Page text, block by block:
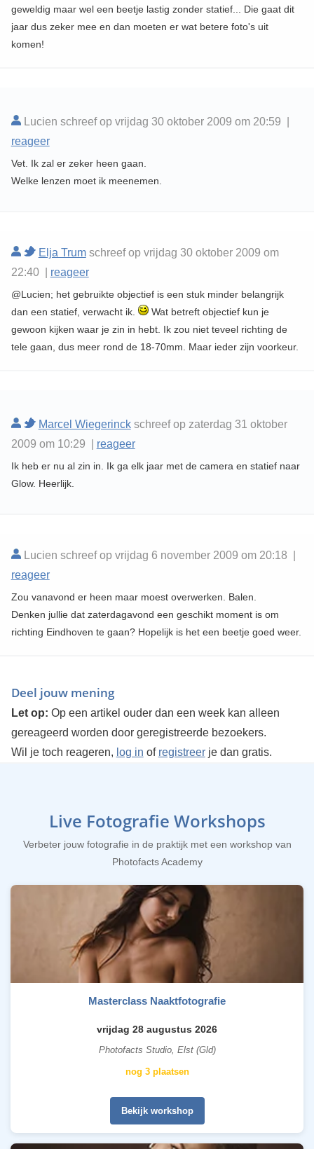
geweldig maar wel een beetje lastig zonder statief... Die gaat dit
jaar dus zeker mee en dan moeten er wat betere foto's uit
komen!
Lucien schreef op vrijdag 30 oktober 2009 om 20:59 |
reageer
Vet. Ik zal er zeker heen gaan.
Welke lenzen moet ik meenemen.
Elja Trumschreef op vrijdag 30 oktober 2009 om
22:40 | reageer
@Lucien; het gebruikte objectief is een stuk minder belangrijk
dan een statief, verwacht ik.
Wat betreft objectief kun je
gewoon kijken waar je zin in hebt. Ik zou niet teveel richting de
tele gaan, dus meer rond de 18-70mm. Maar ieder zijn voorkeur.
Marcel Wiegerinckschreef op zaterdag 31 oktober
2009 om 10:29 | reageer
Ik heb er nu al zin in. Ik ga elk jaar met de camera en statief naar
Glow. Heerlijk.
Lucien schreef op vrijdag 6 november 2009 om 20:18 |
reageer
Zou vanavond er heen maar moest overwerken. Balen.
Denken jullie dat zaterdagavond een geschikt moment is om
richting Eindhoven te gaan? Hopelijk is het een beetje goed weer.
Deel jouw mening
Let op: Op een artikel ouder dan een week kan alleen
gereageerd worden door geregistreerde bezoekers.
Wil je toch reageren, log in of registreerje dan gratis.
Live Fotografie Workshops
Verbeter jouw fotografie in de praktijk met een workshop van
Photofacts Academy
Masterclass Naaktfotografie
vrijdag 28 augustus 2026
Photofacts Studio, Elst (Gld)
nog 3 plaatsen
Bekijk workshop